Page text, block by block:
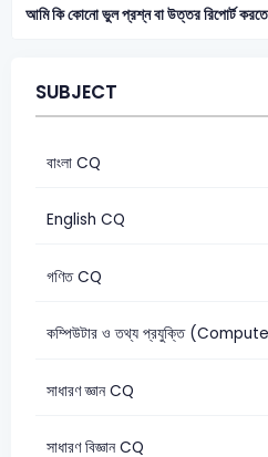
আমি কি কোনো ভুল প্রশ্ন বা উত্তর রিপোর্ট
SUBJECT
বাংলা CQ
English CQ
গণিত CQ
কম্পিউটার ও তথ্য প্রযুক্তি
সাধারণ জ্ঞান CQ
সাধারণ বিজ্ঞান CQ